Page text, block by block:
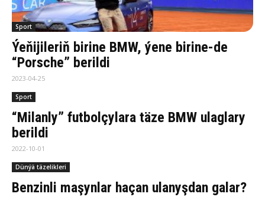
Sport
Ýeňijileriň birine BMW, ýene birine-de
“Porsche” berildi
2023-04-25
Sport
“Milanly” futbolçylara täze BMW ulaglary
berildi
2022-10-01
Dünýä täzelikleri
Benzinli maşynlar haçan ulanyşdan galar?